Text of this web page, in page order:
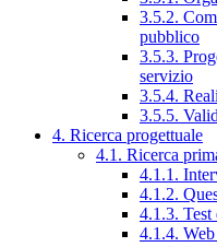
3.5.2.
pubblico
3.5.3.
servizio
3.5.4.
3.5.5.
4. Ricerca progettuale
4.1. Ricerca
4.1.1.
4.1.2.
4.1.3. Test
4.1.4.